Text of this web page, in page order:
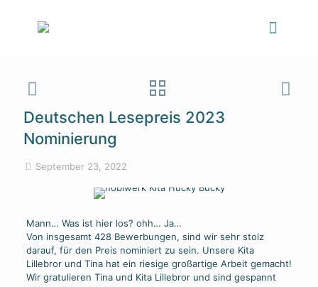
Deutschen Lesepreis 2023
Nominierung
September 23, 2022
Mann… Was ist hier los? ohh… Ja…
Von insgesamt 428 Bewerbungen, sind wir sehr stolz
darauf, für den Preis nominiert zu sein. Unsere Kita
Lillebror und Tina hat ein riesige großartige Arbeit gemacht!
Wir gratulieren Tina und Kita Lillebror und sind gespannt